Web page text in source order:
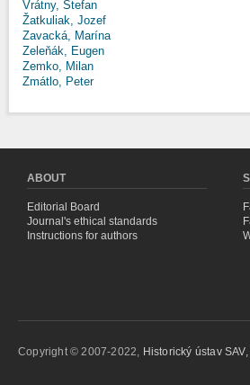
Vrátny, Štefan
Žatkuliak, Jozef
Zavacká, Marína
Zeleňák, Eugen
Zemko, Milan
Zmátlo, Peter
ABOUT
Editorial Board
Journal's ethical standards
Instructions for authors
Copyright © 2007-2022, Historický ústav SAV,